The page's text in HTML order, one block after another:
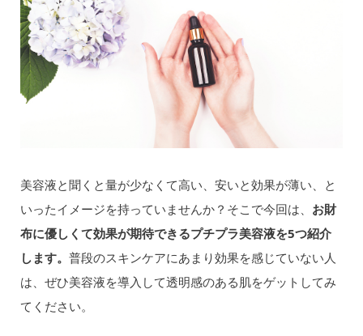
美容液と聞くと量が少なくて高い、安いと効果が薄い、と
いったイメージを持っていませんか？そこで今回は、 お財
布に優しくて効果が期待できるプチプラ美容液を5つ紹介
します。 普段のスキンケアにあまり効果を感じていない人
は、ぜひ美容液を導入して透明感のある肌をゲットしてみ
てください。